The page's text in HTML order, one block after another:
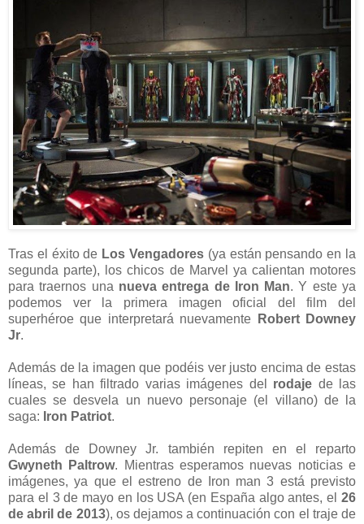
Tras el éxito de Los Vengadores (ya están pensando en la
segunda parte), los chicos de Marvel ya calientan motores
para traernos una nueva entrega de Iron Man. Y este ya
podemos ver la primera imagen oficial del film del
superhéroe que interpretará nuevamente
Robert Downey
Jr.
Además de la imagen que podéis ver justo encima de estas
líneas, se han filtrado varias imágenes del rodaje de las
cuales se desvela un nuevo personaje (el villano) de la
saga: Iron Patriot.
Además de Downey Jr. también repiten en el reparto
Gwyneth Paltrow. Mientras esperamos nuevas noticias e
imágenes, ya que el estreno de Iron man 3 está previsto
para el 3 de mayo en los USA (en España algo antes, el 26
de abril de 2013), os dejamos a continuación con el traje de